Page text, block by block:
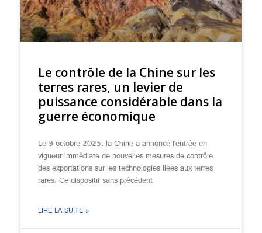
Le contrôle de la Chine sur les
terres rares, un levier de
puissance considérable dans la
guerre économique
Le 9 octobre 2025, la Chine a annoncé l’entrée en
vigueur immédiate de nouvelles mesures de contrôle
des exportations sur les technologies liées aux terres
rares. Ce dispositif sans précédent
LIRE LA SUITE »